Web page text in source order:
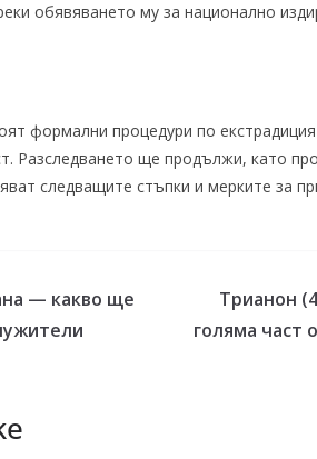
обявяването му за национално
формални процедури по
Разследването ще продължи, като
следващите стъпки и мерките за
— какво ще
Трианон
голяма част